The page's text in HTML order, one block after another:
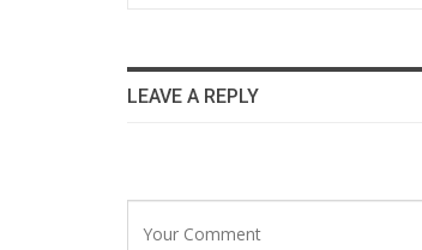
LEAVE A REPLY